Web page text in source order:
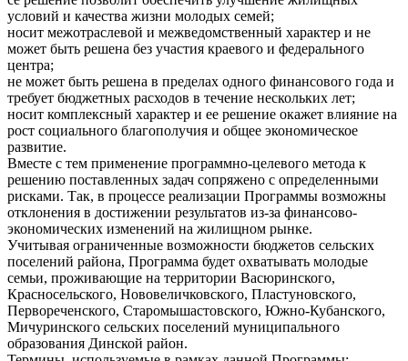
условий и качества жизни молодых семей;
носит межотраслевой и межведомственный характер и не
может быть решена без участия краевого и федерального
центра;
не может быть решена в пределах одного финансового года и
требует бюджетных расходов в течение нескольких лет;
носит комплексный характер и ее решение окажет влияние на
рост социального благополучия и общее экономическое
развитие.
Вместе с тем применение программно-целевого метода к
решению поставленных задач сопряжено с определенными
рисками. Так, в процессе реализации Программы возможны
отклонения в достижении результатов из-за финансово-
экономических изменений на жилищном рынке.
Учитывая ограниченные возможности бюджетов сельских
поселений района, Программа будет охватывать молодые
семьи, проживающие на территории Васюринского,
Красносельского, Нововеличковского, Пластуновского,
Первореченского, Старомышастовского, Южно-Кубанского,
Мичуринского сельских поселений муниципального
образования Динской район.